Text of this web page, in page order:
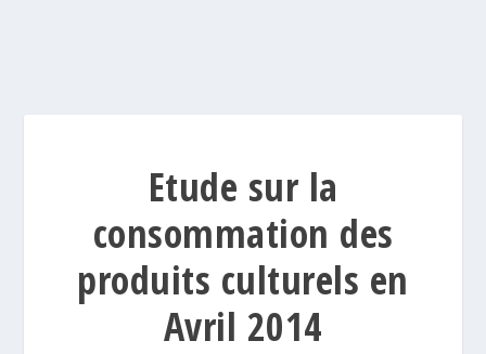
Etude sur la
consommation des
produits culturels en
Avril 2014